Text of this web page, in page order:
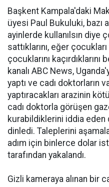
Başkent Kampala'daki
üyesi Paul Bukuluki, bazı
ayinlerde kullanılsın diye
sattıklarını, eğer
çocuklarını
kanalı ABC News,
yaptı ve cadı doktorların
yaptıracakları arazinin
cadı doktorla görüşen
kurabildiklerini iddia eden
dinledi. Taleplerini
adım için binlerce dolar
tarafından yakalandı.
Gizli kameraya alınan bir